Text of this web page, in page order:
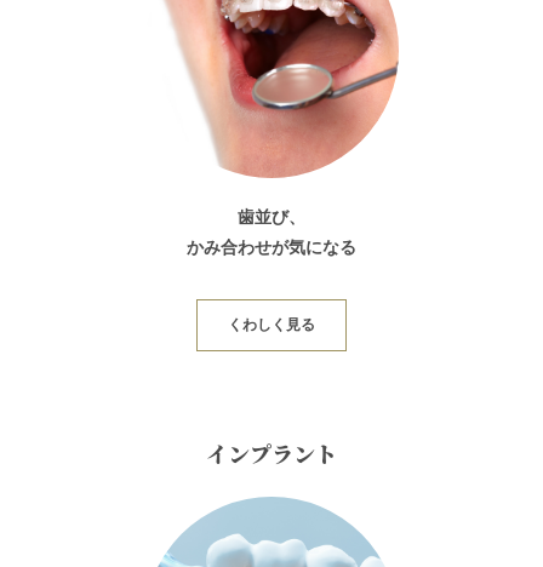
歯並び、
かみ合わせが気になる
くわしく見る
インプラント